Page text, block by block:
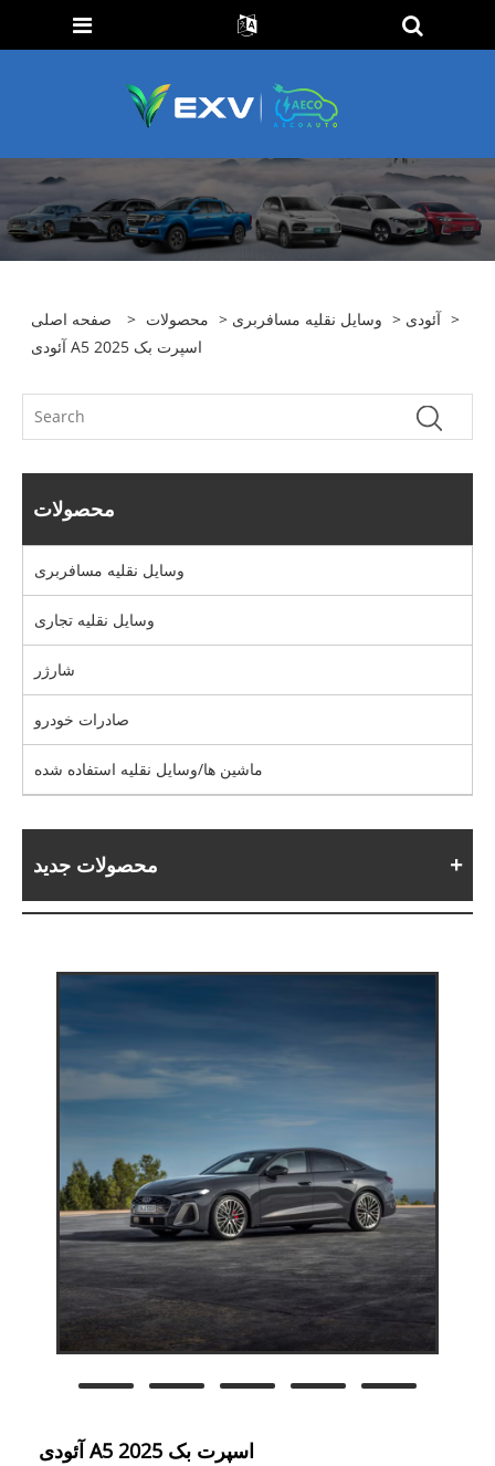
صفحه اصلی > محصولات > وسایل نقلیه مسافربری > آئودی >
آئودی A5 اسپرت بک 2025
محصولات
وسایل نقلیه مسافربری
وسایل نقلیه تجاری
شارژر
صادرات خودرو
ماشین ها/وسایل نقلیه استفاده شده
محصولات جدید
آئودی A5 اسپرت بک 2025